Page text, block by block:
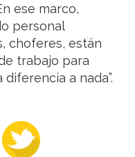
ese marco,
personal
choferes, están
trabajo para
a nada”.